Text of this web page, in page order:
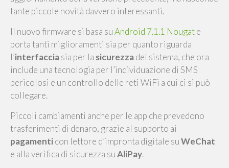
tante piccole novità davvero interessanti.
Il nuovo firmware si basa suAndroid 7.1.1 Nougate
porta tanti miglioramenti sia per quanto riguarda
l’interfaccia sia per la sicurezza del sistema, che ora
include una tecnologia per l’individuazione di SMS
pericolosi e un controllo delle reti WiFi a cui ci si può
collegare.
Piccoli cambiamenti anche per le app che prevedono
trasferimenti di denaro, grazie al supporto ai
pagamenti con lettore d’impronta digitale suWeChat
e alla verifica di sicurezza suAliPay.